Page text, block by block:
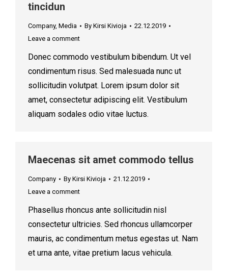
tincidun
Company, Media By Kirsi Kivioja
22.12.2019
Leave a comment
Donec commodo vestibulum bibendum. Ut vel
condimentum risus. Sed malesuada nunc ut
sollicitudin volutpat. Lorem ipsum dolor sit
amet, consectetur adipiscing elit. Vestibulum
aliquam sodales odio vitae luctus.
Maecenas sit amet commodo tellus
Company By Kirsi Kivioja
21.12.2019
Leave a comment
Phasellus rhoncus ante sollicitudin nisl
consectetur ultricies. Sed rhoncus ullamcorper
mauris, ac condimentum metus egestas ut. Nam
et urna ante, vitae pretium lacus vehicula.